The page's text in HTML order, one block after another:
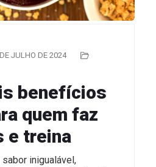
JULHO DE 2024
benefícios
quem faz
e treina
inigualável,